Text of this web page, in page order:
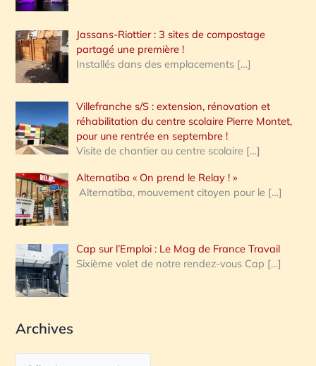
Jassans-Riottier : 3 sites de compostage
partagé une première !
Installés dans des emplacements […]
Villefranche s/S : extension, rénovation et
réhabilitation du centre scolaire Pierre Montet,
pour une rentrée en septembre !
Visite de chantier au centre scolaire […]
Alternatiba « On prend le Relay ! »
Alternatiba, mouvement citoyen pour le […]
Cap sur l’Emploi : Le Mag de France Travail
Sixième volet de notre rendez-vous Cap […]
Archives